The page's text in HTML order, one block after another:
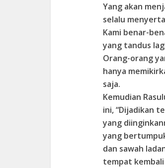
Yang akan
selalu
Kami benar-
yang tandus
Orang-orang
hanya
saja.
Kemudian
ini, “Dijadikan
yang
yang
dan sawah
tempat kembali